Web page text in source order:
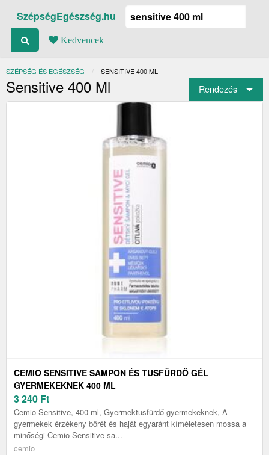
SzépségEgészség.hu
Kedvencek
SZÉPSÉG ÉS EGÉSZSÉG JELENLEGI:
SENSITIVE 400 ML
Sensitive 400 Ml Rendezés
CEMIO SENSITIVE SAMPON ÉS TUSFÜRDŐ GÉL
GYERMEKEKNEK 400 ML
3 240 Ft
Cemio Sensitive, 400 ml, Gyermektusfürdő gyermekeknek, A
gyermekek érzékeny bőrét és haját egyaránt kíméletesen mossa a
minőségi Cemio Sensitive sa...
cemio